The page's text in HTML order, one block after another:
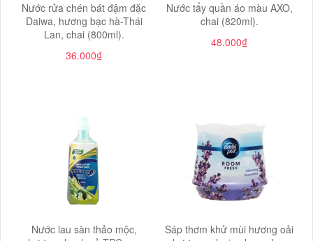
Nước rửa chén bát đậm đặc
Daiwa, hương bạc hà-Thái
Lan, chai (800ml).
36.000₫
Nước tẩy quần áo màu AXO,
chai (820ml).
48.000₫
Nước lau sàn thảo mộc,
Sáp thơm khử mùi hương oải